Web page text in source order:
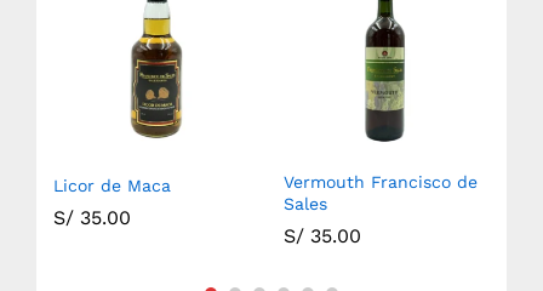
Licor de Maca
S/ 35.00
Vermouth Francisco de
Sales
S/ 35.00